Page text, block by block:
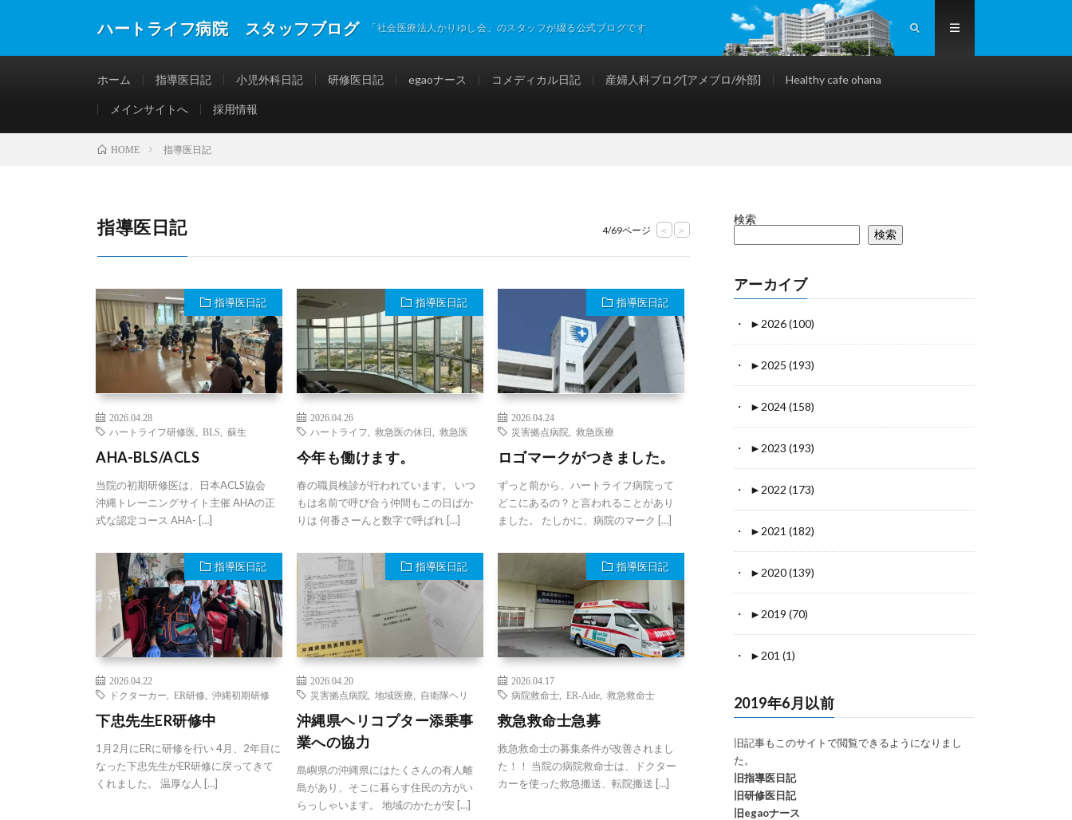
ハートライフ病院 スタッフブログ 「社会医療法人かりゆし会」のスタッフが綴る公式ブログです
ホーム 指導医日記 小児外科日記 研修医日記 egaoナース コメディカル日記 産婦人科ブログ[アメブロ/外部] Healthy cafe ohana
メインサイトへ 採用情報
HOME 指導医日記
指導医日記 4/69ページ < >
指導医日記
2026.04.28
ハートライフ研修医
BLS 蘇生
AHA-BLS/ACLS
当院の初期研修医は、日本ACLS協会
沖縄トレーニングサイト主催 AHAの正
式な認定コース AHA- […]
指導医日記
2026.04.26
ハートライフ
救急医の休日 救急医
今年も働けます。
春の職員検診が行われています。 いつ
もは名前で呼び合う仲間もこの日ばか
りは 何番さーんと数字で呼ばれ […]
指導医日記
2026.04.24
災害拠点病院, 救急医療
ロゴマークがつきました。
ずっと前から、ハートライフ病院って
どこにあるの？と言われることがあり
ました。 たしかに、病院のマーク […]
指導医日記
2026.04.22
ドクターカー
ER研修 沖縄初期研修
下忠先生ER研修中
1月2月にERに研修を行い 4月、2年目に
なった下忠先生がER研修に戻ってきて
くれました。 温厚な人 […]
指導医日記
2026.04.20
災害拠点病院, 地域医療 自衛隊ヘリ
沖縄県ヘリコプター添乗事
業への協力
島嶼県の沖縄県にはたくさんの有人離
島があり、そこに暮らす住民の方がい
らっしゃいます。 地域のかたが安 […]
指導医日記
2026.04.17
病院救命士, ER-Aide, 救急救命士
救急救命士急募
救急救命士の募集条件が改善されまし
た！！ 当院の病院救命士は、ドクター
カーを使った救急搬送、転院搬送 […]
検索
検索
アーカイブ
► 2026 (100)
► 2025 (193)
► 2024 (158)
► 2023 (193)
► 2022 (173)
► 2021 (182)
► 2020 (139)
► 2019 (70)
► 201 (1)
2019年6月以前
旧記事もこのサイトで閲覧できるようになりまし
た。
旧指導医日記
旧研修医日記
旧egaoナース